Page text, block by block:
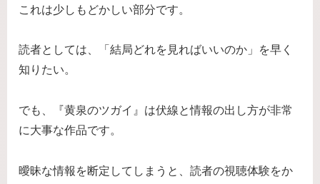
これは少しもどかしい部分です。
読者としては、「結局どれを見ればいいのか」を早く
知りたい。
でも、『黄泉のツガイ』は伏線と情報の出し方が非常
に大事な作品です。
曖昧な情報を断定してしまうと、読者の視聴体験をか